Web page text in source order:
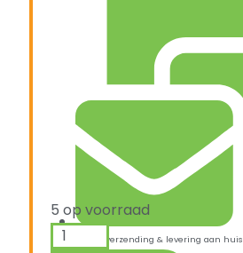
Snelle verzending & levering aan huis
5 op voorraad